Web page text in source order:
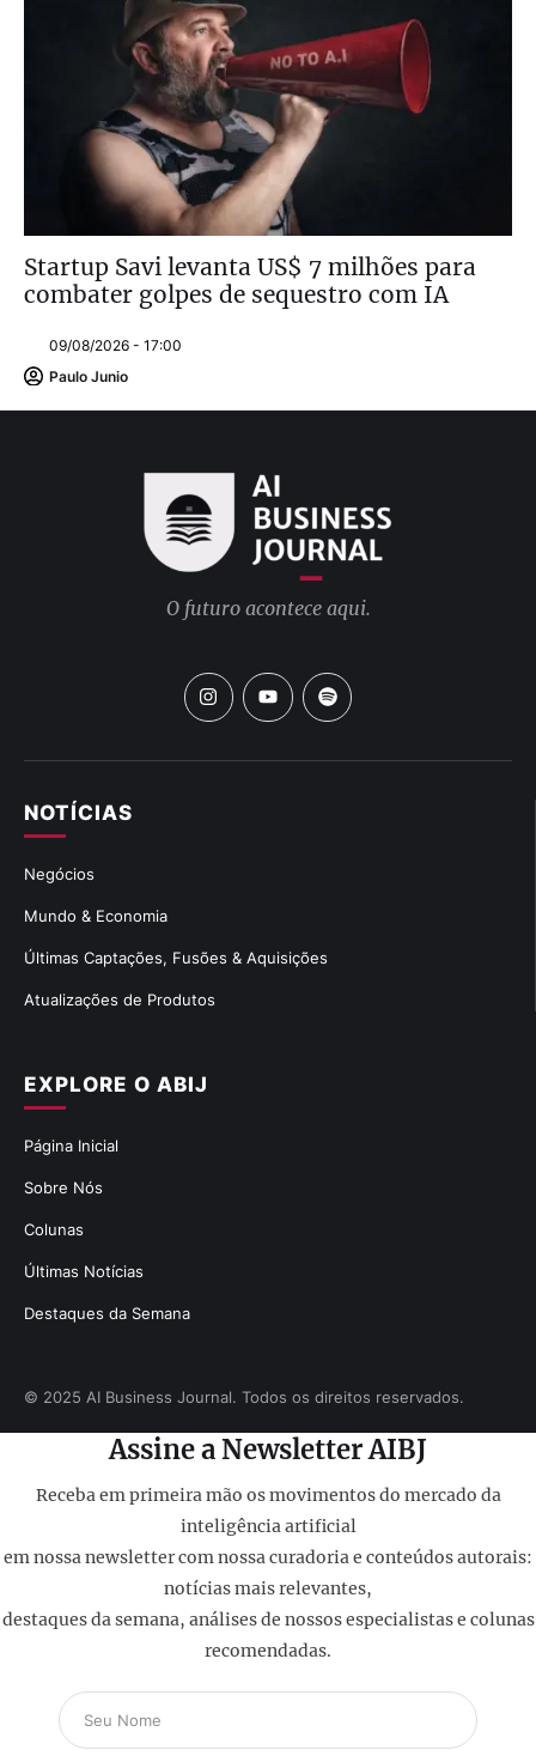
Startup Savi levanta US$ 7 milhões para
combater golpes de sequestro com IA
09/08/2026 - 17:00
Paulo Junio
EXPLORE O ABIJ
Página Inicial
Sobre Nós
Colunas
Últimas Notícias
Destaques da Semana
NOTÍCIAS
Negócios
Mundo & Economia
Últimas Captações, Fusões & Aquisições
Atualizações de Produtos
O futuro acontece aqui.
© 2025 AI Business Journal. Todos os direitos reservados.
Assine a Newsletter AIBJ
Receba em primeira mão os movimentos do mercado da
inteligência artificial
em nossa newsletter com nossa curadoria e conteúdos autorais:
notícias mais relevantes,
destaques da semana, análises de nossos especialistas e colunas
recomendadas.